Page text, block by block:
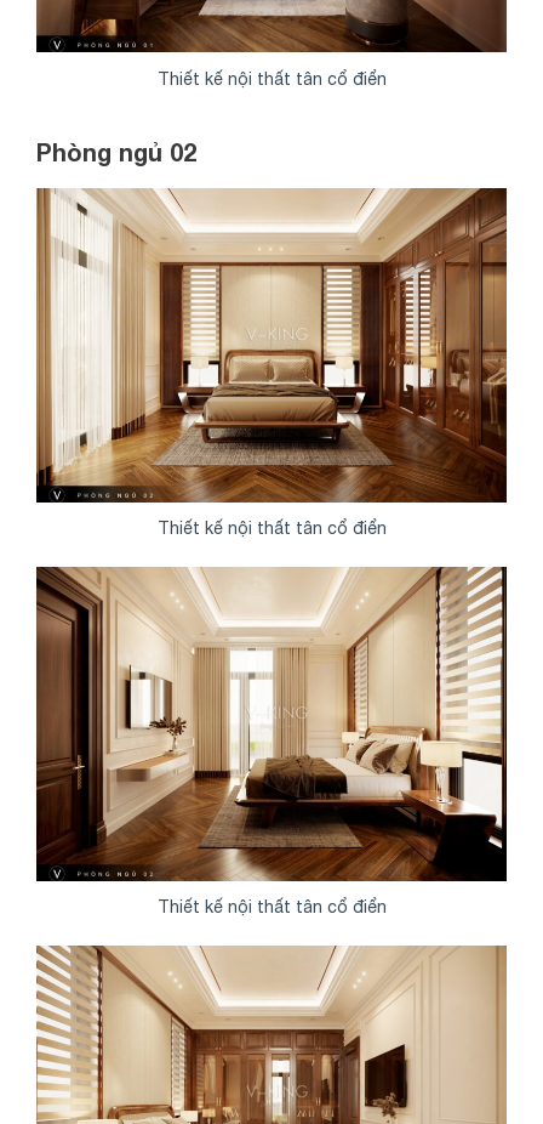
Thiết kế nội thất tân cổ điển
Phòng ngủ 02
Thiết kế nội thất tân cổ điển
Thiết kế nội thất tân cổ điển